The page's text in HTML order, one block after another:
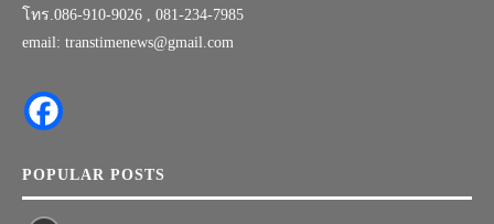
โทร.086-910-9026 , 081-234-7985
email: transtimenews@gmail.com
POPULAR POSTS